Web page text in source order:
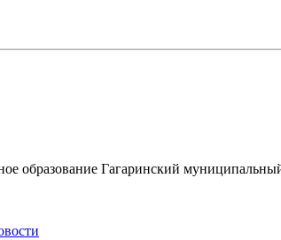
образование Гагаринский